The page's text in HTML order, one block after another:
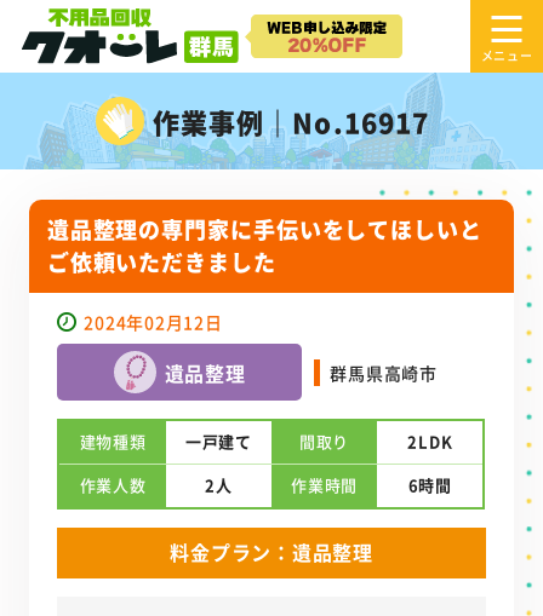
作業事例｜No.16917
遺品整理の専門家に手伝いをしてほしいと
ご依頼いただきました
2024年02月12日
遺品整理 群馬県高崎市
建物種類 一戸建て 間取り
2LDK
作業人数
2人 作業時間 6時間
料金プラン：遺品整理